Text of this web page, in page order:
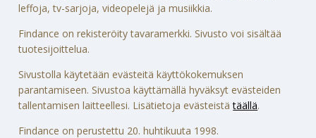
leffoja, tv-sarjoja, videopelejä ja musiikkia.
Findance on rekisteröity tavaramerkki. Sivusto voi sisältää
tuotesijoittelua.
Sivustolla käytetään evästeitä käyttökokemuksen
parantamiseen. Sivustoa käyttämällä hyväksyt evästeiden
tallentamisen laitteellesi. Lisätietoja evästeistätäällä.
Findance on perustettu 20. huhtikuuta 1998.